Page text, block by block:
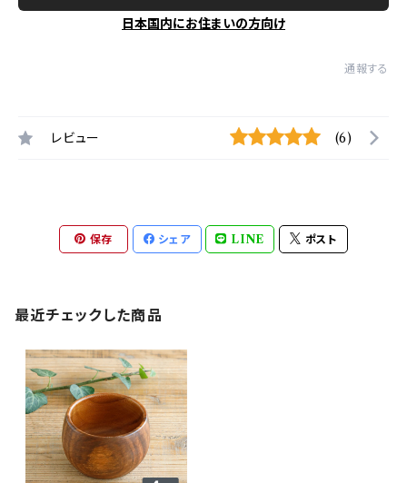
日本国内にお住まいの方向け
通報する
レビュー (6)
保存 シェア LINE ポスト
最近チェックした商品